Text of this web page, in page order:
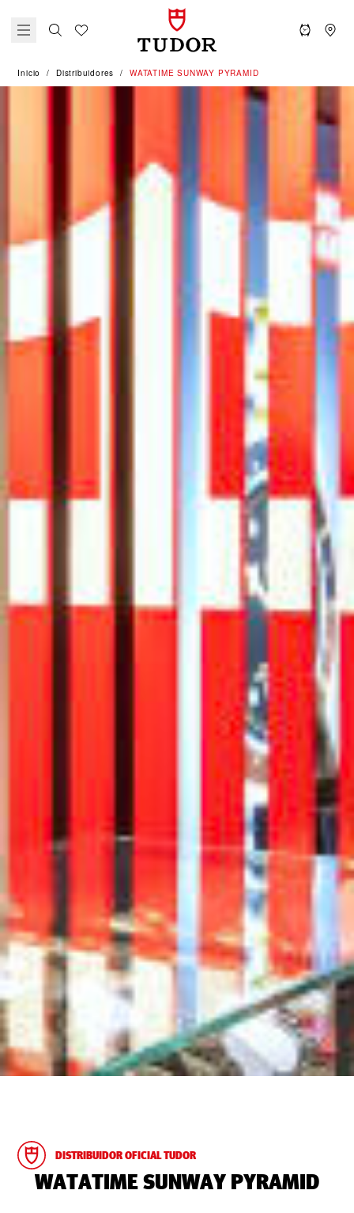
Inicio Distribuidores ‭WATATIME SUNWAY PYRAMID‬
DISTRIBUIDOR OFICIAL TUDOR
‭WATATIME SUNWAY PYRAMID‬